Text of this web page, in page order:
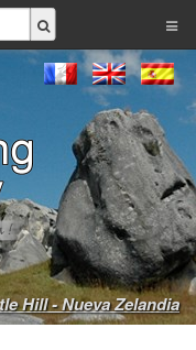
Hill - Nueva Zelandia